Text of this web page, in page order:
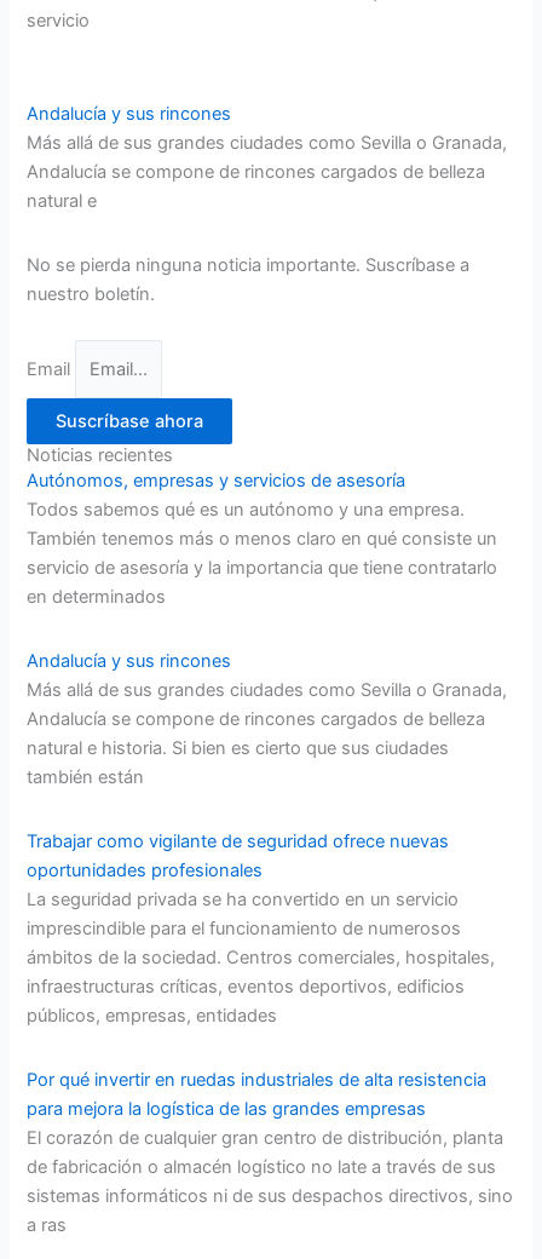
servicio
Andalucía y sus rincones
Más allá de sus grandes ciudades como Sevilla o Granada,
Andalucía se compone de rincones cargados de belleza
natural e
No se pierda ninguna noticia importante. Suscríbase a
nuestro boletín.
Email
Suscríbase ahora
Noticias recientes
Autónomos, empresas y servicios de asesoría
Todos sabemos qué es un autónomo y una empresa.
También tenemos más o menos claro en qué consiste un
servicio de asesoría y la importancia que tiene contratarlo
en determinados
Andalucía y sus rincones
Más allá de sus grandes ciudades como Sevilla o Granada,
Andalucía se compone de rincones cargados de belleza
natural e historia. Si bien es cierto que sus ciudades
también están
Trabajar como vigilante de seguridad ofrece nuevas
oportunidades profesionales
La seguridad privada se ha convertido en un servicio
imprescindible para el funcionamiento de numerosos
ámbitos de la sociedad. Centros comerciales, hospitales,
infraestructuras críticas, eventos deportivos, edificios
públicos, empresas, entidades
Por qué invertir en ruedas industriales de alta resistencia
para mejora la logística de las grandes empresas
El corazón de cualquier gran centro de distribución, planta
de fabricación o almacén logístico no late a través de sus
sistemas informáticos ni de sus despachos directivos, sino
a ras